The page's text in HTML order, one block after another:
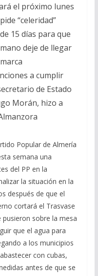
el próximo lunes
“celeridad”
15 días para que
deje de llegar
a cumplir
de Estado
Morán, hizo a
Popular de Almería
semana una
del PP en la
la situación en la
después de que el
cortará el Trasvase
sobre la mesa
que el agua para
a los municipios
con cubas,
antes de que se